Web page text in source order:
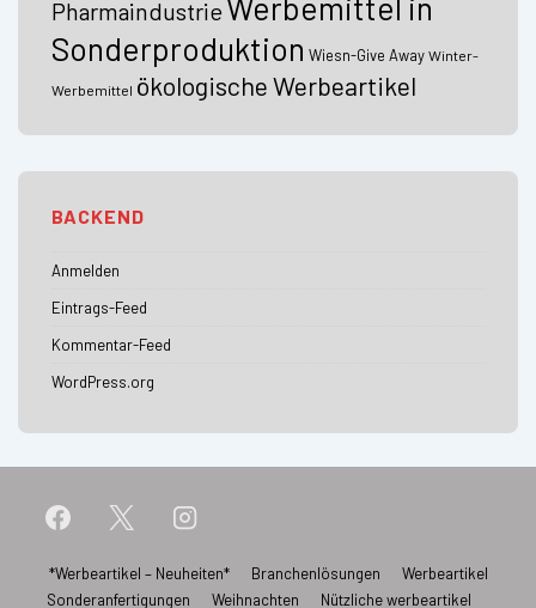
Pharmaindustrie
Sonderproduktion Wiesn-Give Away Winter-
Werbemittel ökologische Werbeartikel
BACKEND
Anmelden
Eintrags-Feed
Kommentar-Feed
WordPress.org
Footer-
*Werbeartikel – Neuheiten* Branchenlösungen
Werbeartikel
Sonderanfertigungen
Weihnachten Nützliche werbeartikel